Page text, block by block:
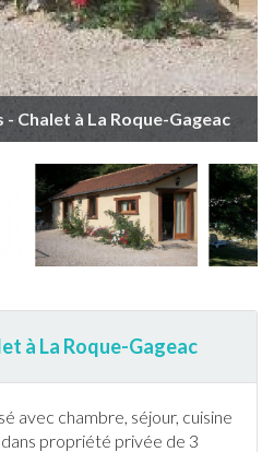
Chalet à La Roque-Gageac
à La Roque-Gageac
avec chambre, séjour, cuisine
propriété privée de 3